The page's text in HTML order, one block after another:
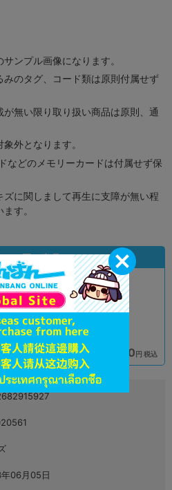
ンプル画像になります。
のタグ、コード類は原則付属せず
無い限り取り扱い商品は原則、通
外となります。
などのメモリーカードは付属せず保
に関しまして再生に支障が無い程
す。
いの同一商品
込
状態 :A
宇都宮店
在庫あり 1,690円 税込
06月05日